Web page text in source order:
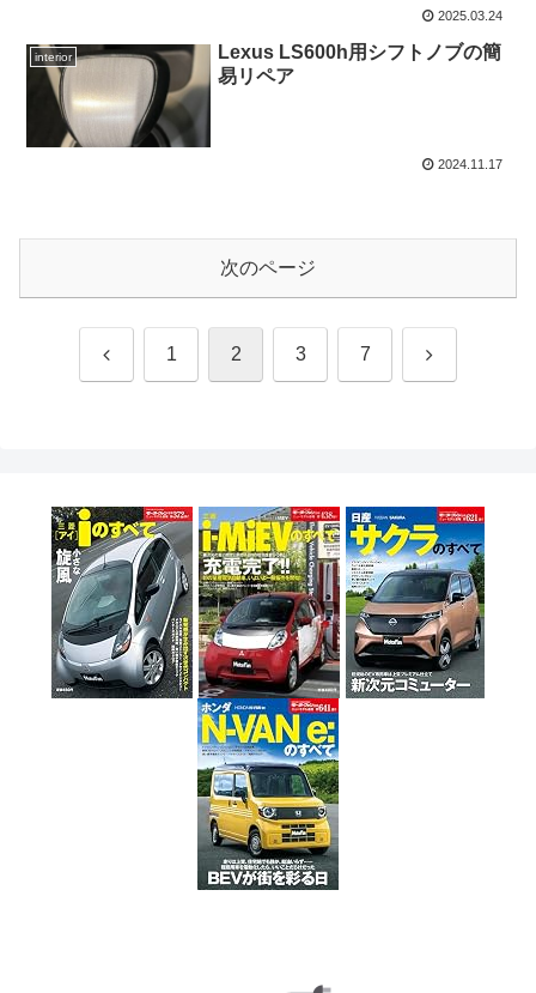
2025.03.24
interior
Lexus LS600h用シフトノブの簡
易リペア
2024.11.17
次のページ
前 1 2 3 7 次